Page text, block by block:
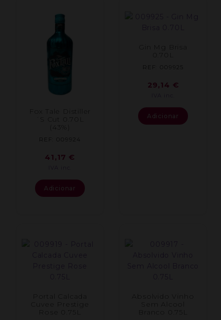
Fox Tale Distiller
´S Cut 0.70L
(43%)
REF: 009924
41,17 €
Adicionar
Gin Mg Brisa
0.70L
REF: 009925
29,14 €
Adicionar
Portal Calcada
Cuvee Prestige
Rose 0.75L
Absolvido Vinho
Branco 0.75L